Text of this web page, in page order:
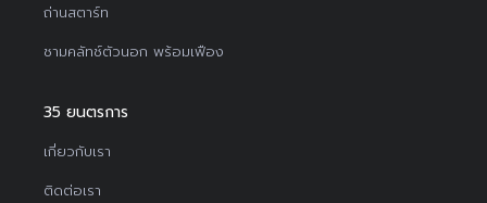
ถ่านสตาร์ท
ชามคลัทช์ตัวนอก พร้อมเฟือง
35 ยนตรการ
เกี่ยวกับเรา
ติดต่อเรา